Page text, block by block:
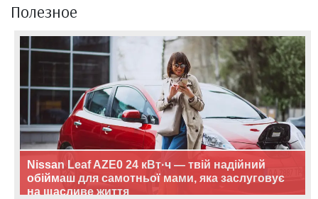
Полезное
Nissan Leaf AZE0 24 кВт·ч — твій надійний
обіймаш для самотньої мами, яка заслуговує
на щасливе життя